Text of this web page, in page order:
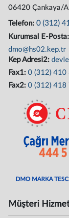
06420 Çankaya/
Telefon:0 (312)
Kurumsal E-
dmo@hs02.kep.tr
Kep Adresi2:
Fax1:0 (312) 410
Fax2:0 (312) 418
DMO MARKA
Müşteri